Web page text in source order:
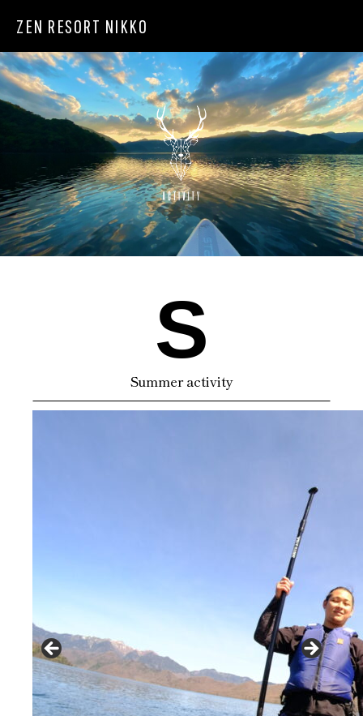
ZEN RESORT NIKKO
S
Summer activity